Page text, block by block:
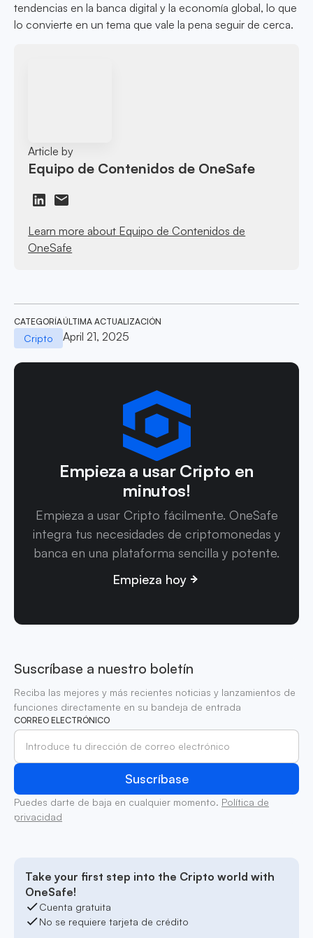
tendencias en la banca digital y la economía global, lo que
lo convierte en un tema que vale la pena seguir de cerca.
Article by
Equipo de Contenidos de OneSafe
Learn more about Equipo de Contenidos de
OneSafe
CATEGORÍA
Cripto
ÚLTIMA ACTUALIZACIÓN
April 21, 2025
Empieza a usar Cripto en
minutos!
Empieza a usar Cripto fácilmente. OneSafe
integra tus necesidades de criptomonedas y
banca en una plataforma sencilla y potente.
Empieza hoy
Suscríbase a nuestro boletín
Reciba las mejores y más recientes noticias y lanzamientos de
funciones directamente en su bandeja de entrada
CORREO ELECTRÓNICO
Puedes darte de baja en cualquier momento. Política de
privacidad
Take your first step into the Cripto world with
OneSafe!
Cuenta gratuita
No se requiere tarjeta de crédito